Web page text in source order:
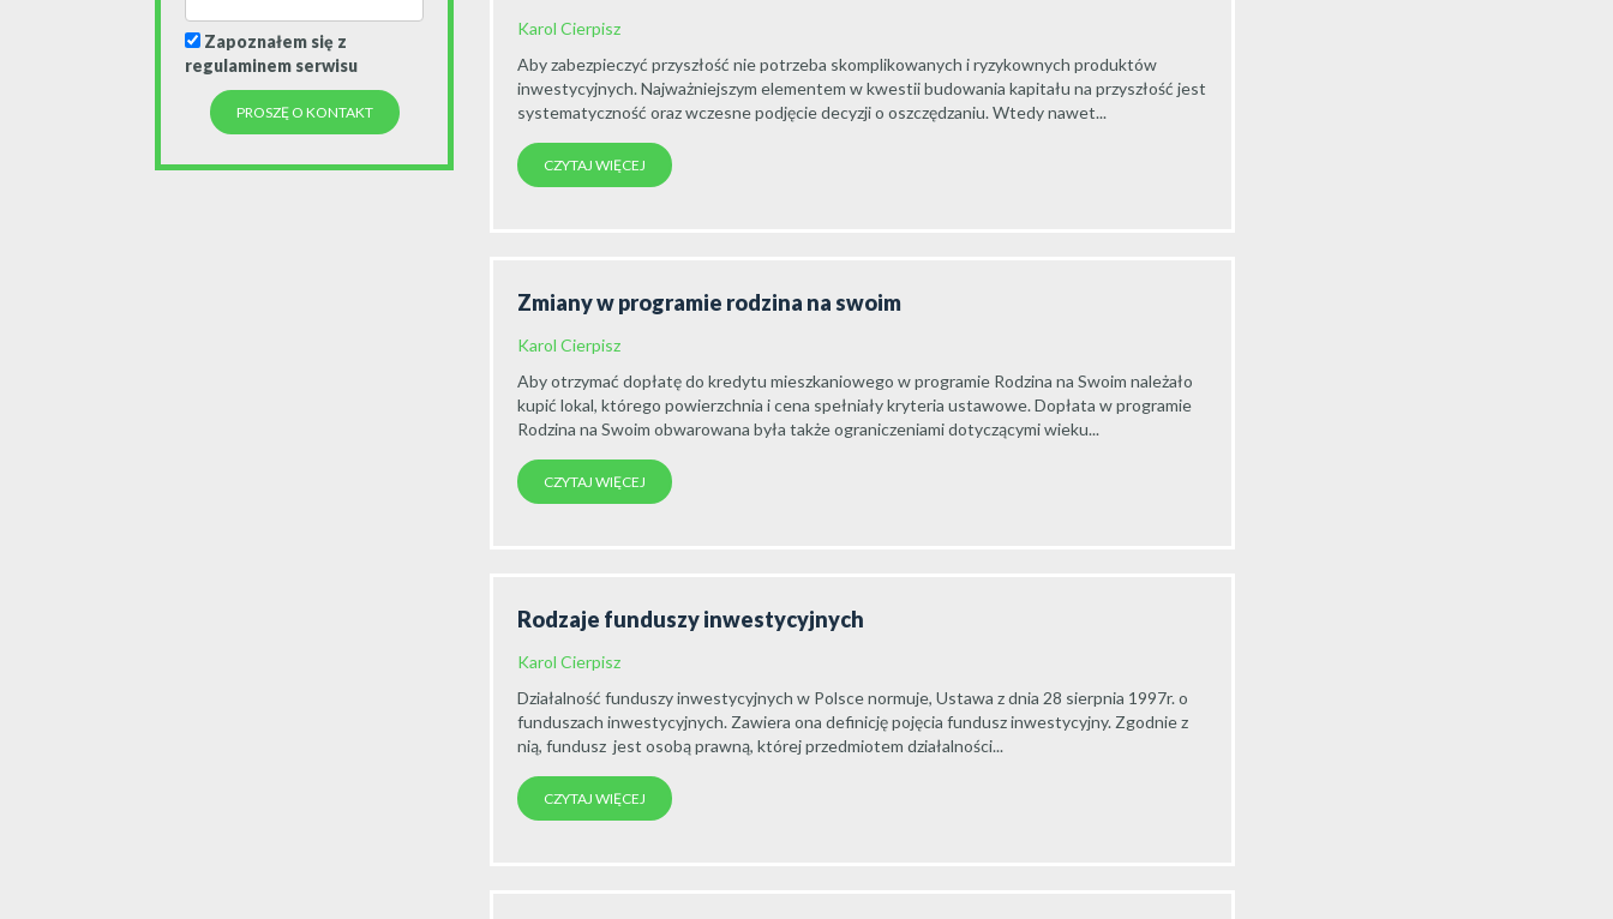
Zapoznałem się z
regulaminem serwisu
Karol Cierpisz
Aby zabezpieczyć przyszłość nie potrzeba skomplikowanych i ryzykownych produktów
inwestycyjnych. Najważniejszym elementem w kwestii budowania kapitału na przyszłość jest
systematyczność oraz wczesne podjęcie decyzji o oszczędzaniu. Wtedy nawet...
CZYTAJ WIĘCEJ
Zmiany w programie rodzina na swoim
Karol Cierpisz
Aby otrzymać dopłatę do kredytu mieszkaniowego w programie Rodzina na Swoim należało
kupić lokal, którego powierzchnia i cena spełniały kryteria ustawowe. Dopłata w programie
Rodzina na Swoim obwarowana była także ograniczeniami dotyczącymi wieku...
CZYTAJ WIĘCEJ
Rodzaje funduszy inwestycyjnych
Karol Cierpisz
Działalność funduszy inwestycyjnych w Polsce normuje, Ustawa z dnia 28 sierpnia 1997r. o
funduszach inwestycyjnych. Zawiera ona definicję pojęcia fundusz inwestycyjny. Zgodnie z
nią, fundusz jest osobą prawną, której przedmiotem działalności...
CZYTAJ WIĘCEJ